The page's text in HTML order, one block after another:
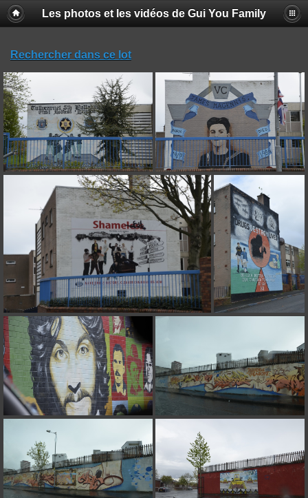
Les photos et les vidéos de Gui You Family
Rechercher dans ce lot